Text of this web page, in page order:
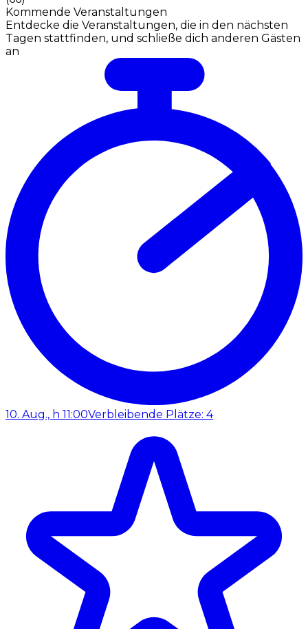
Kommende Veranstaltungen
Entdecke die Veranstaltungen, die in den nächsten
Tagen stattfinden, und schließe dich anderen Gästen
an
10. Aug., h 11:00Verbleibende Plätze: 4